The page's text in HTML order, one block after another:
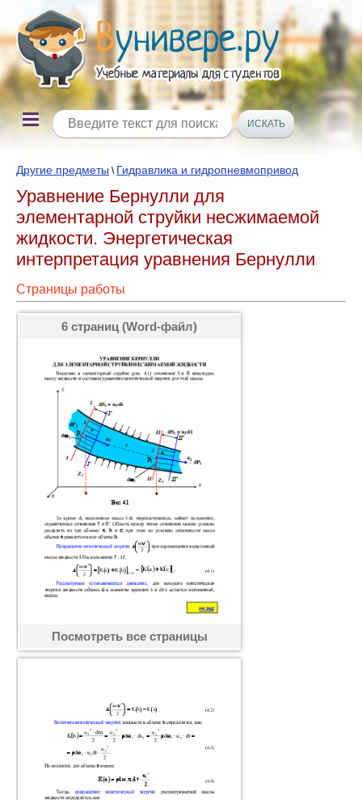
Другие предметы \ Гидравлика и гидропневмопривод
Уравнение Бернулли для
элементарной струйки несжимаемой
жидкости. Энергетическая
интерпретация уравнения Бернулли
Страницы работы
6 страниц (Word-файл)
Посмотреть все страницы